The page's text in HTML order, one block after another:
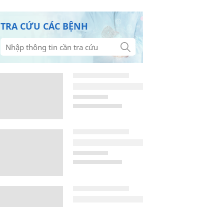
TRA CỨU CÁC BỆNH